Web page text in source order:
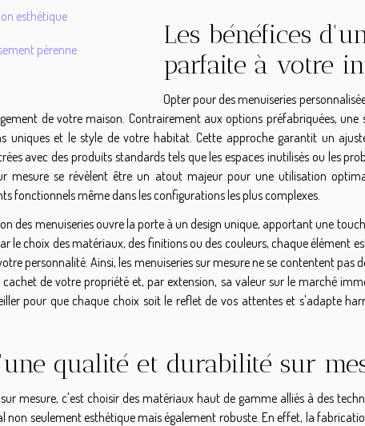
esthétique
pérenne
Les bénéfices
parfaite à votre
Opter pour des menuiseries
de votre maison. Contrairement aux options préfabriquées, une
uniques et le style de votre habitat. Cette approche garantit un
avec des produits standards tels que les espaces inutilisés ou les
mesure se révèlent être un atout majeur pour une utilisation
fonctionnels même dans les configurations les plus complexes.
des menuiseries ouvre la porte à un design unique, apportant une
le choix des matériaux, des finitions ou des couleurs, chaque élément
personnalité. Ainsi, les menuiseries sur mesure ne se contentent pas
de votre propriété et, par extension, sa valeur sur le marché
pour que chaque choix soit le reflet de vos attentes et s'adapte
qualité et durabilité sur
mesure, c'est choisir des matériaux haut de gamme alliés à des
seulement esthétique mais également robuste. En effet, la